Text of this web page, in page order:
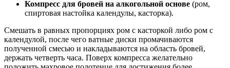
Компресс для бровей на алкогольной основе (ром,
спиртовая настойка календулы, касторка).
Смешать в равных пропорциях ром с касторкой либо ром с
календулой, после чего ватные диски промачиваются
полученной смесью и накладываются на область бровей,
держать четверть часа. Поверх компресса желательно